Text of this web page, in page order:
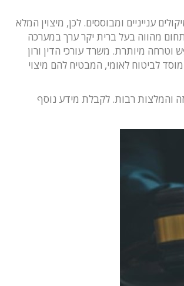
ענייניים ומבוססים. לכן, מיצוין המלא
מהווה בעל ברית יקר ערך במערכה
וטרחה מיותרת. משרד עורכי הדין ורון
לביטוח לאומי, המבטיח להם מיצוי
זה והמלצות רבות. לקבלת מידע נוסף